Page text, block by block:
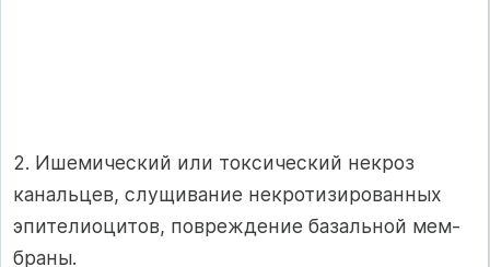
2. Ишемический или токсический некроз
канальцев, слущивание некротизированных
эпителиоцитов, повреждение базальной мем­
браны.